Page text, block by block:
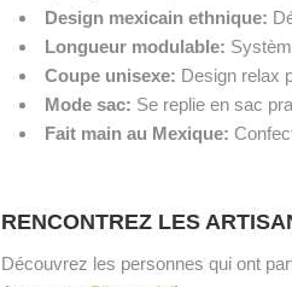
Design mexicain ethnique:
Longueur modulable:
Coupe unisexe: Design relax
Mode sac: Se replie en sac
Fait main au Mexique:
RENCONTREZ LES
Découvrez les personnes qui ont